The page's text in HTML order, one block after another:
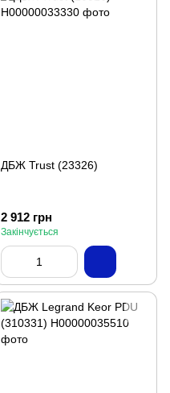
ДБЖ Trust (23326)
2 912 грн
Закінчується